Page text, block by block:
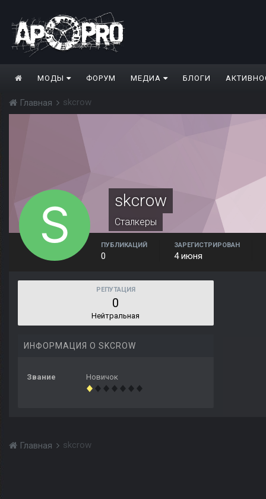
МОДЫ ФОРУМ МЕДИА БЛОГИ
Главная skcrow
skcrow
Сталкеры
ПУБЛИКАЦИЙ
0
ЗАРЕГИСТРИРОВАН
4 июня
РЕПУТАЦИЯ
0
Нейтральная
ИНФОРМАЦИЯ О SKCROW
Звание Новичок
Главная skcrow